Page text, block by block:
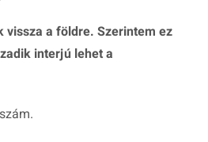
a földre. Szerintem ez
interjú lehet a